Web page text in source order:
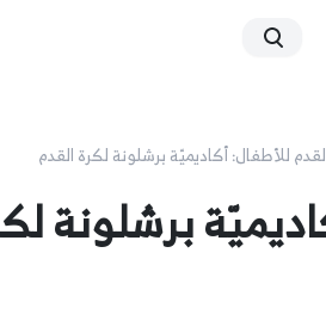
للأطفال: أكاديميّة برشلونة لكرة القدم
برشلونة